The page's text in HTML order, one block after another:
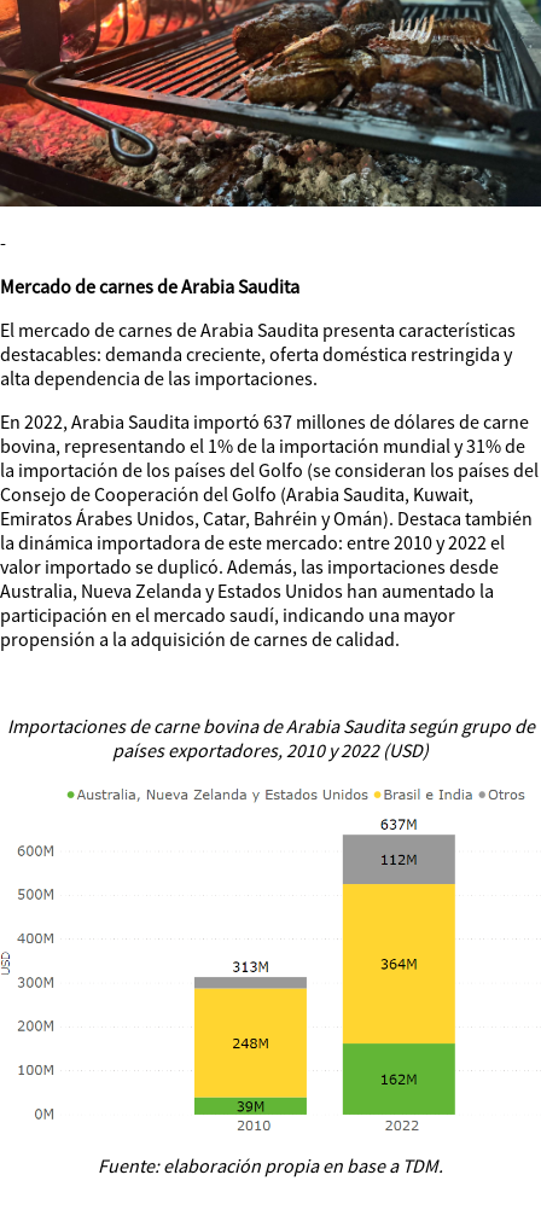
-
Mercado de carnes de Arabia Saudita
El mercado de carnes de Arabia Saudita presenta características
destacables: demanda creciente, oferta doméstica restringida y
alta dependencia de las importaciones.
En 2022, Arabia Saudita importó 637 millones de dólares de carne
bovina, representando el 1% de la importación mundial y 31% de
la importación de los países del Golfo (se consideran los países del
Consejo de Cooperación del Golfo (Arabia Saudita, Kuwait,
Emiratos Árabes Unidos, Catar, Bahréin y Omán). Destaca también
la dinámica importadora de este mercado: entre 2010 y 2022 el
valor importado se duplicó. Además, las importaciones desde
Australia, Nueva Zelanda y Estados Unidos han aumentado la
participación en el mercado saudí, indicando una mayor
propensión a la adquisición de carnes de calidad.
Importaciones de carne bovina de Arabia Saudita según grupo de
países exportadores, 2010 y 2022 (USD)
Fuente: elaboración propia en base a TDM.